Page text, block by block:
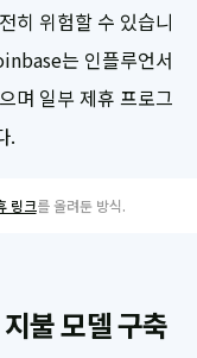
히 ​​위험할 수 있습니
는 인플루언서
며 일부 제휴 프로그
.
링크를 올려둔 방식.
불 모델 구축